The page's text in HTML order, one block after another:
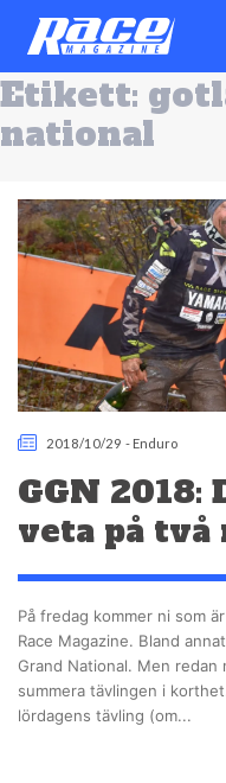
Etikett:
national
2018/10/29 - Enduro
GGN 2018:
veta på
På fredag kommer ni som
Race Magazine. Bland
Grand National. Men
summera tävlingen i
lördagens tävling (om...